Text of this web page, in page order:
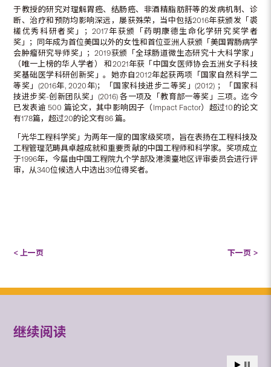
于教授的研究对理解胃癌、结肠癌、非酒精脂肪肝等的发病机制、诊
断、治疗和预防均影响深远，屡获殊荣，当中包括2016年获颁发「裘
槎优秀科研者奖」；2017年获颁「药明康德生命化学研究奖学者
奖」；同年成为首位美国以外的女性和首位亚洲人获颁「美国胃肠病学
会肿瘤研究导师奖」；2019获颁「全球肠道微生态研究十大科学家」
（唯一上榜的华人学者） 和2021年获「中国女医师协会五洲女子科技
奖基础医学科研创新奖」。她亦自2012年起获两项「国家自然科学二
等奖」(2016年, 2020年)；「国家科技进步二等奖」(2012) ；「国家科
技进步奖-创新团队奖」(2016) 各一项及「教育部一等奖」三项。迄今
已发表逾 500 篇论文，其中影响因子（Impact Factor）超过10的论文
有178篇，超过20的论文有86 篇。
「光华工程科学奖」为两年一度的国家级奖项，旨在表扬在工程科技及
工程管理范畴具卓越成就和重要贡献的中国工程师和科学家。奖项成立
于1996年，今届由中国工程院九个学部及港澳臺地区评审委员会进行评
审，从340位候选人中选出39位得奖者。
< 上一页 下一页 >
继续阅读